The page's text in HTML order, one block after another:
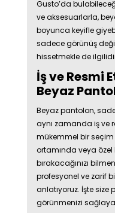
Gusto’da
ve aksesuarlarla,
boyunca keyifle
sadece görünüş
hissetmekle de
İş ve Resmi
Beyaz
Beyaz pantolon,
aynı zamanda iş ve
mükemmel bir
ortamında veya özel
bırakacağınızı
profesyonel ve zarif
anlatıyoruz. İşte size
görünmenizi